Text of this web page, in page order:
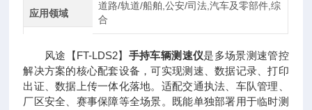
应用领域
道路/轨道/船舶,公安/司法,汽车及零部件,综
合
风途【FT-LDS2】 手持车辆测速仪是多场景测速管控
解决方案的核心配套设备，可实现测速、数据记录、打印
出证、数据上传一体化落地。适配交通执法、车队管理、
厂区安全、赛事保障等全场景。既能单独部署用于临时测